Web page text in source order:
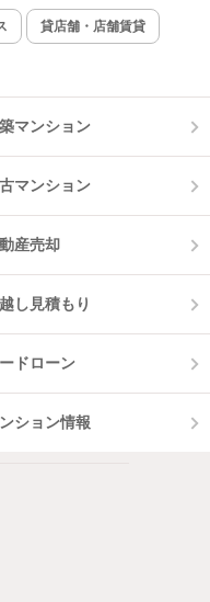
貸店舗・店舗賃貸
マンション
マンション
産売却
し見積もり
ドローン
ション情報